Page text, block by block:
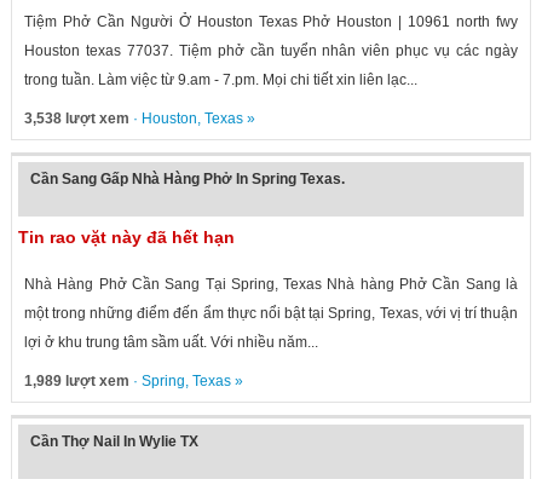
Tiệm Phở Cần Người Ở Houston Texas Phở Houston | 10961 north fwy
Houston texas 77037. Tiệm phở cần tuyển nhân viên phục vụ các ngày
trong tuần. Làm việc từ 9.am - 7.pm. Mọi chi tiết xin liên lạc...
3,538 lượt xem · Houston, Texas»
Cần Sang Gấp Nhà Hàng Phở In Spring Texas.
Tin rao vặt này đã hết hạn
Nhà Hàng Phở Cần Sang Tại Spring, Texas Nhà hàng Phở Cần Sang là
một trong những điểm đến ẩm thực nổi bật tại Spring, Texas, với vị trí thuận
lợi ở khu trung tâm sầm uất. Với nhiều năm...
1,989 lượt xem · Spring, Texas»
Cần Thợ Nail In Wylie TX